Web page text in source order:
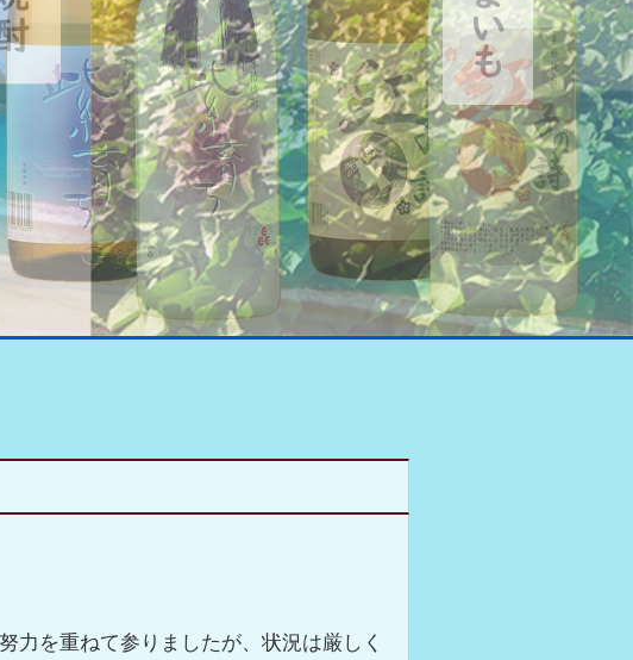
力を重ねて参りましたが、状況は厳しく